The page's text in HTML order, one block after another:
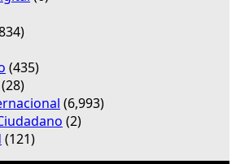
(435)
(28)
(6,993)
(2)
(121)